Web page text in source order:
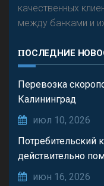
качественных
между банками и
ПОСЛЕДНИЕ
Перевозка
Калининград
июл 10, 2026
Потребительский
действительно
июн 16, 2026